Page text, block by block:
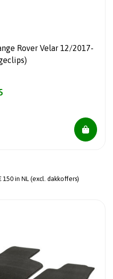
Rover Velar 12/2017-
150 in NL (excl. dakkoffers)